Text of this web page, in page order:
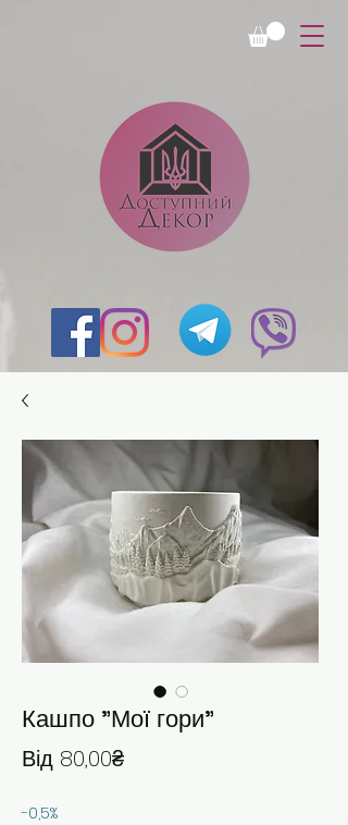
Кашпо "Мої гори"
Від 80,00₴За розпродажем
-0,5%